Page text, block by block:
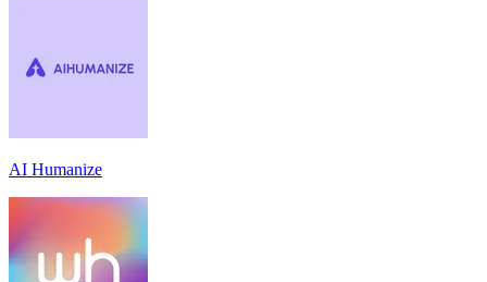
AI Humanize